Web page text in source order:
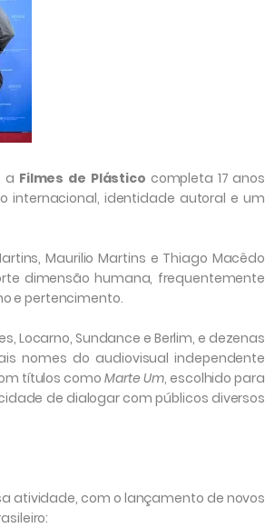
a Filmes de Plástico completa 17 anos
internacional, identidade autoral e um
Maurilio Martins e Thiago Macêdo
dimensão humana, frequentemente
e pertencimento.
Locarno, Sundance e Berlim, e dezenas
nomes do audiovisual independente
títulos comoMarte Um, escolhido para
de dialogar com públicos diversos
atividade, com o lançamento de novos